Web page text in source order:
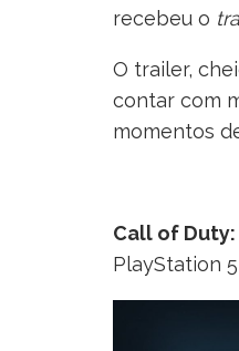
recebeu o
O trailer,
contar com
momentos
Call of
PlayStation